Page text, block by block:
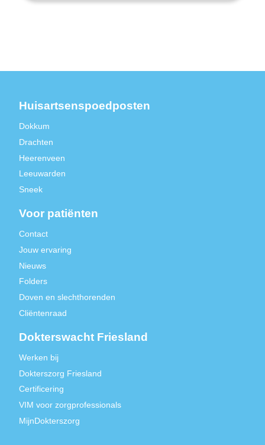
Huisartsenspoedposten
Dokkum
Drachten
Heerenveen
Leeuwarden
Sneek
Voor patiënten
Contact
Jouw ervaring
Nieuws
Folders
Doven en slechthorenden
Cliëntenraad
Dokterswacht Friesland
Werken bij
Dokterszorg Friesland
Certificering
VIM voor zorgprofessionals
MijnDokterszorg